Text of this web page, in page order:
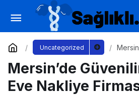
Uncategorized
Mersin’de
Eve Nakliye
Dijital Sağlıkta Güven:
Yorum Yap Paylaş